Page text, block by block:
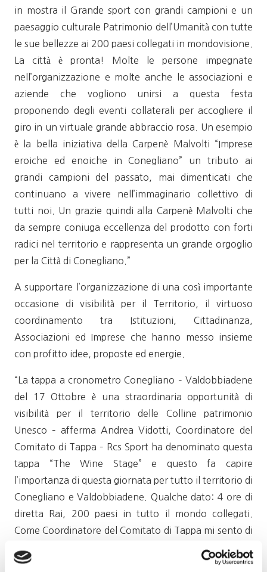
in mostra il Grande sport con grandi campioni e un
paesaggio culturale Patrimonio dell’Umanità con tutte
le sue bellezze ai 200 paesi collegati in mondovisione.
La città è pronta! Molte le persone impegnate
nell’organizzazione e molte anche le associazioni e
aziende che vogliono unirsi a questa festa
proponendo degli eventi collaterali per accogliere il
giro in un virtuale grande abbraccio rosa. Un esempio
è la bella iniziativa della Carpenè Malvolti “Imprese
eroiche ed enoiche in Conegliano” un tributo ai
grandi campioni del passato, mai dimenticati che
continuano a vivere nell’immaginario collettivo di
tutti noi. Un grazie quindi alla Carpenè Malvolti che
da sempre coniuga eccellenza del prodotto con forti
radici nel territorio e rappresenta un grande orgoglio
per la Città di Conegliano.”
A supportare l’organizzazione di una così importante
occasione di visibilità per il Territorio, il virtuoso
coordinamento tra Istituzioni, Cittadinanza,
Associazioni ed Imprese che hanno messo insieme
con profitto idee, proposte ed energie.
“La tappa a cronometro Conegliano – Valdobbiadene
del 17 Ottobre è una straordinaria opportunità di
visibilità per il territorio delle Colline patrimonio
Unesco – afferma Andrea Vidotti, Coordinatore del
Comitato di Tappa – Rcs Sport ha denominato questa
tappa “The Wine Stage” e questo fa capire
l’importanza di questa giornata per tutto il territorio di
Conegliano e Valdobbiadene. Qualche dato: 4 ore di
diretta Rai, 200 paesi in tutto il mondo collegati.
Come Coordinatore del Comitato di Tappa mi sento di
opportunità, in primis la Regione Veneto, e a seguire il